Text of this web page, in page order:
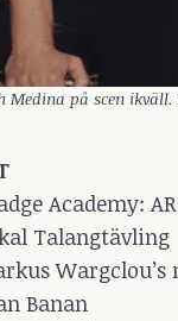
Medina på scen
Academy:
Talangtävling
Wargclou’s
Banan